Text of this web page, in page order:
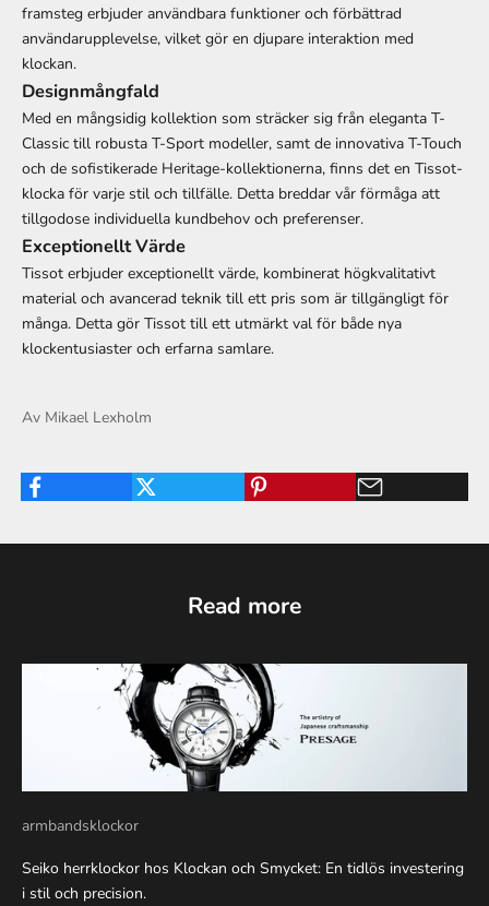
framsteg erbjuder användbara funktioner och förbättrad
användarupplevelse, vilket gör en djupare interaktion med
klockan.
Designmångfald
Med en mångsidig kollektion som sträcker sig från eleganta T-
Classic till robusta T-Sport modeller, samt de innovativa T-Touch
och de sofistikerade Heritage-kollektionerna, finns det en Tissot-
klocka för varje stil och tillfälle. Detta breddar vår förmåga att
tillgodose individuella kundbehov och preferenser.
Exceptionellt Värde
Tissot erbjuder exceptionellt värde, kombinerat högkvalitativt
material och avancerad teknik till ett pris som är tillgängligt för
många. Detta gör Tissot till ett utmärkt val för både nya
klockentusiaster och erfarna samlare.
Av Mikael Lexholm
Read more
armbandsklockor
Seiko herrklockor hos Klockan och Smycket: En tidlös investering
i stil och precision.